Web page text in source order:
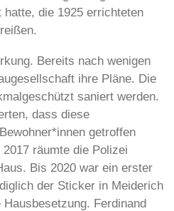
die 1925 errichteten
Bereits nach wenigen
ihre Pläne. Die
saniert werden.
dass diese
getroffen
räumte die Polizei
Bis 2020 war ein erster
der Sticker in Meiderich
Ferdinand